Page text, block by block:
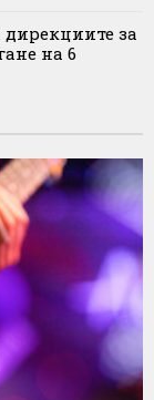
за
на 6